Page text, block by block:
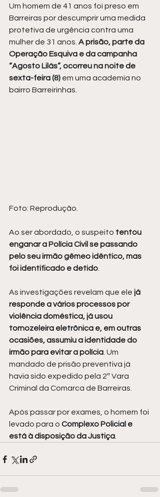
Um homem de 41 anos foi preso em
Barreiras por descumprir uma medida
protetiva de urgência contra uma
mulher de 31 anos. A prisão, parte da
Operação Esquiva e da campanha
“Agosto Lilás”, ocorreu na noite de
sexta-feira (8) em uma academia no
bairro Barreirinhas.
Foto: Reprodução.
Ao ser abordado, o suspeito tentou
enganar a Polícia Civil se passando
pelo seu irmão gêmeo idêntico, mas
foi identificado e detido.
As investigações revelam que ele já
responde a vários processos por
violência doméstica, já usou
tornozeleira eletrônica e, em outras
ocasiões, assumiu a identidade do
irmão para evitar a polícia. Um
mandado de prisão preventiva já
havia sido expedido pela 2ª Vara
Criminal da Comarca de Barreiras.
Após passar por exames, o homem foi
levado para o Complexo Policial e
está à disposição da Justiça.